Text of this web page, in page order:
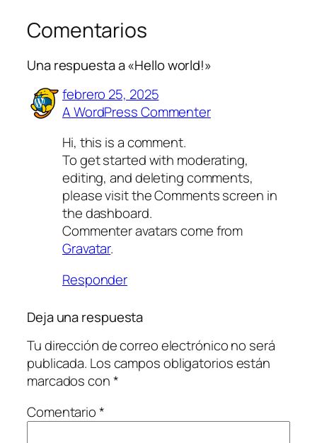
Comentarios
Una respuesta a «Hello world!»
febrero 25, 2025
A WordPress Commenter
Hi, this is a comment.
To get started with moderating,
editing, and deleting comments,
please visit the Comments screen in
the dashboard.
Commenter avatars come from
Gravatar.
Responder
Deja una respuesta
Tu dirección de correo electrónico no será
publicada. Los campos obligatorios están
marcados con*
Comentario*